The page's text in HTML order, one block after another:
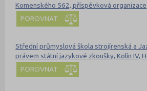
Komenského 562, příspěvková organizace
POROVNAT
Střední průmyslová škola strojírenská a
právem státní jazykové zkoušky, Kolín IV,
POROVNAT